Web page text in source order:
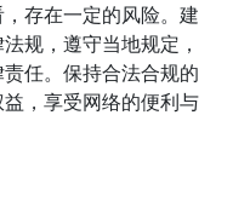
存在一定的风险。建
规，遵守当地规定，
任。保持合法合规的
，享受网络的便利与